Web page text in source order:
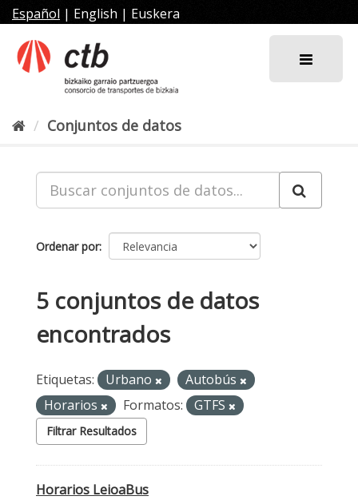
al
contenido
Español | English | Euskera
Conjuntos de datos
Ordenar por
5 conjuntos de datos
encontrados
Etiquetas: Urbano
Autobús
Horarios
Formatos: GTFS
Filtrar Resultados
Horarios LeioaBus